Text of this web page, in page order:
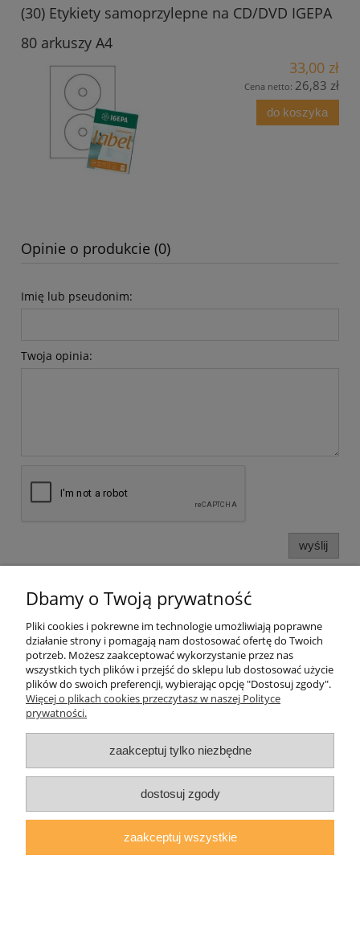
(30) Etykiety samoprzylepne na CD/DVD IGEPA
80 arkuszy A4
33,00 zł
Cena netto: 26,83 zł
do koszyka
Opinie o produkcie (0)
Imię lub pseudonim:
Twoja opinia:
wyślij
Informacje o sklepie
Twoje konto
Koperty
Taśmy i noże bezpieczne
Dbamy o Twoją prywatność
Pliki cookies i pokrewne im technologie umożliwiają poprawne
działanie strony i pomagają nam dostosować ofertę do Twoich
potrzeb. Możesz zaakceptować wykorzystanie przez nas
wszystkich tych plików i przejść do sklepu lub dostosować użycie
plików do swoich preferencji, wybierając opcję "Dostosuj zgody".
Więcej o plikach cookies przeczytasz w naszej Polityce
prywatności.
zaakceptuj tylko niezbędne
dostosuj zgody
zaakceptuj wszystkie